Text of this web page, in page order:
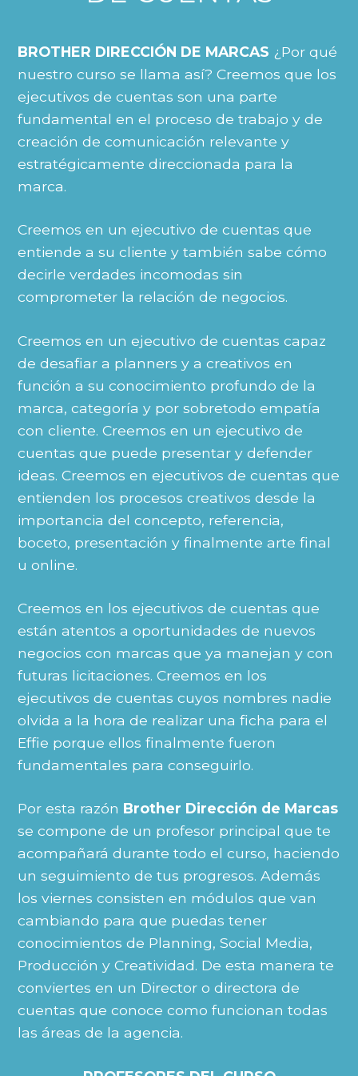
BROTHER DIRECCIÓN DE MARCAS ¿Por qué
nuestro curso se llama así? Creemos que los
ejecutivos de cuentas son una parte
fundamental en el proceso de trabajo y de
creación de comunicación relevante y
estratégicamente direccionada para la
marca.
Creemos en un ejecutivo de cuentas que
entiende a su cliente y también sabe cómo
decirle verdades incomodas sin
comprometer la relación de negocios.
Creemos en un ejecutivo de cuentas capaz
de desafiar a planners y a creativos en
función a su conocimiento profundo de la
marca, categoría y por sobretodo empatía
con cliente. Creemos en un ejecutivo de
cuentas que puede presentar y defender
ideas. Creemos en ejecutivos de cuentas que
entienden los procesos creativos desde la
importancia del concepto, referencia,
boceto, presentación y finalmente arte final
u online.
Creemos en los ejecutivos de cuentas que
están atentos a oportunidades de nuevos
negocios con marcas que ya manejan y con
futuras licitaciones. Creemos en los
ejecutivos de cuentas cuyos nombres nadie
olvida a la hora de realizar una ficha para el
Effie porque ellos finalmente fueron
fundamentales para conseguirlo.
Por esta razón Brother Dirección de Marcas
se compone de un profesor principal que te
acompañará durante todo el curso, haciendo
un seguimiento de tus progresos. Además
los viernes consisten en módulos que van
cambiando para que puedas tener
conocimientos de Planning, Social Media,
Producción y Creatividad. De esta manera te
conviertes en un Director o directora de
cuentas que conoce como funcionan todas
las áreas de la agencia.